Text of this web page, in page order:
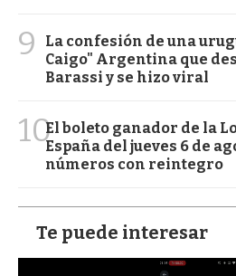
9
La confesión de una
Caigo" Argentina que
Barassi y se hizo viral
10El boleto ganador de la
España del jueves 6 de
números con reintegro
Te puede interesar